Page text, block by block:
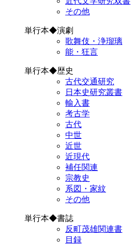
その他
単行本◆演劇
歌舞伎・浄瑠璃
能・狂言
単行本◆歴史
古代交通研究
日本史研究叢書
輸入書
考古学
古代
中世
近世
近現代
補任関連
宗教史
系図・家紋
その他
単行本◆書誌
反町茂雄関連書
目録